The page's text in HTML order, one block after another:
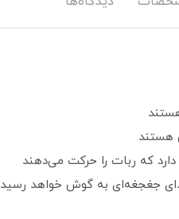
هستند
دارد که ربات را حرکت می‌دهند
جغجغه‌ای به گوش خواهد رسید